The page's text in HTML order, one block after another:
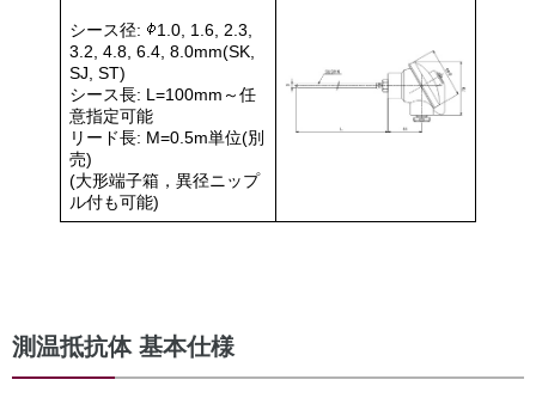
シース径:
1.0, 1.6, 2.3,
3.2, 4.8, 6.4, 8.0mm(SK,
SJ, ST)
シース長: L=100mm～任
意指定可能
リード長: M=0.5m単位(別
売)
(大形端子箱，異径ニップ
ル付も可能)
測温抵抗体 基本仕様